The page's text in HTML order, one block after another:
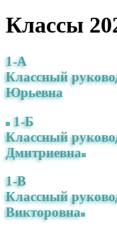
Классы
1-А
Классный
Юрьевна
1-Б
Классный
Дмитриевна
1-В
Классный
Викторовна